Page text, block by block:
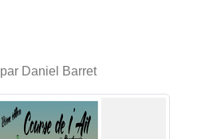
par Daniel Barret